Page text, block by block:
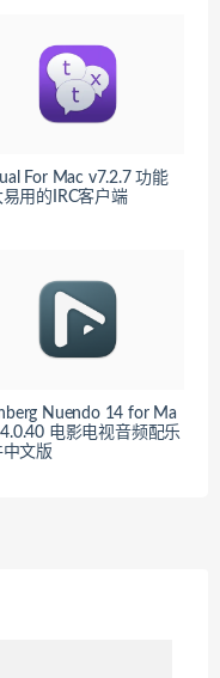
For Mac v7.2.7 功能
用的IRC客户端
Nuendo 14 for Ma
电影电视音频配乐
文版